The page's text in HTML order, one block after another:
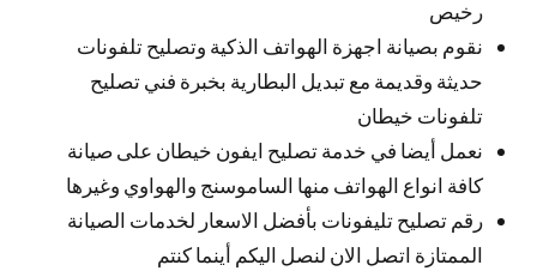
رخيص
نقوم بصيانة اجهزة الهواتف الذكية وتصليح تلفونات
حديثة وقديمة مع تبديل البطارية بخبرة فني تصليح
تلفونات خيطان
نعمل أيضا في خدمة تصليح ايفون خيطان على صيانة
كافة انواع الهواتف منها الساموسنج والهواوي وغيرها
رقم تصليح تليفونات بأفضل الاسعار لخدمات الصيانة
الممتازة اتصل الان لنصل اليكم أينما كنتم